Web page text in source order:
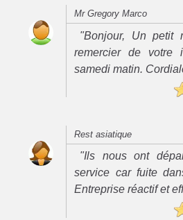
Mr Gregory Marco
"Bonjour, Un petit
remercier de votre
samedi matin.
Rest asiatique
"Ils nous ont
service car fuite
Entreprise réactif et